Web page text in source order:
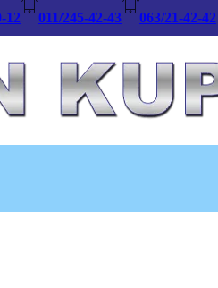
12 011/245-42-43 063/21-42-42